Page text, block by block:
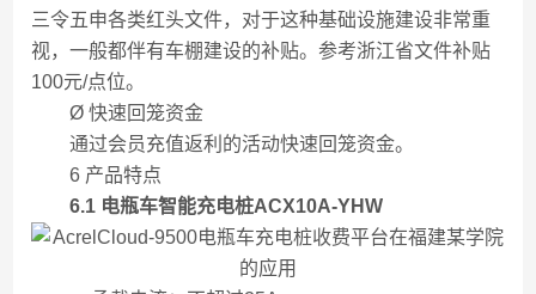
三令五申各类红头文件，对于这种基础设施建设非常重
视，一般都伴有车棚建设的补贴。参考浙江省文件补贴
100元/点位。
Ø 快速回笼资金
通过会员充值返利的活动快速回笼资金。
6 产品特点
6.1 电瓶车智能充电桩ACX10A-YHW